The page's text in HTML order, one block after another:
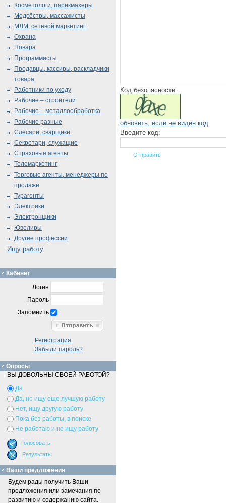
Код безопасности:
обновить, если не виден код
Введите код:
Косметологи, парикмахеры
Медсёстры, массажисты
МЛМ, сетевой маркетинг
Охрана
Повара
Программисты
Продавцы, кассиры, раскладчики
товара
Работники по уходу
Рабочие – строители
Рабочие – металлообработка
Рабочие разные
Слесари, сварщики
Секретари, служащие
Страховые агенты
Телемаркетинг
Торговые агенты, менеджеры по
продаже
Турагенты
Электрики
Электронщики
Ювелиры
Другие профессии
Ищу работу
Кабинет
Логин
Пароль
Запомнить
Регистрация
Забыли пароль?
Опросы
ВЫ ДОВОЛЬНЫ СВОЕЙ РАБОТОЙ?
Да
Да, но ищу еще лучшую работу
Нет, ищу другую работу
Пока без работы, в поиске
Не работаю и не ищу работу
Ваши предложения
Будем рады получить Ваши
предложения или замечания по
развитию и содержанию сайта.